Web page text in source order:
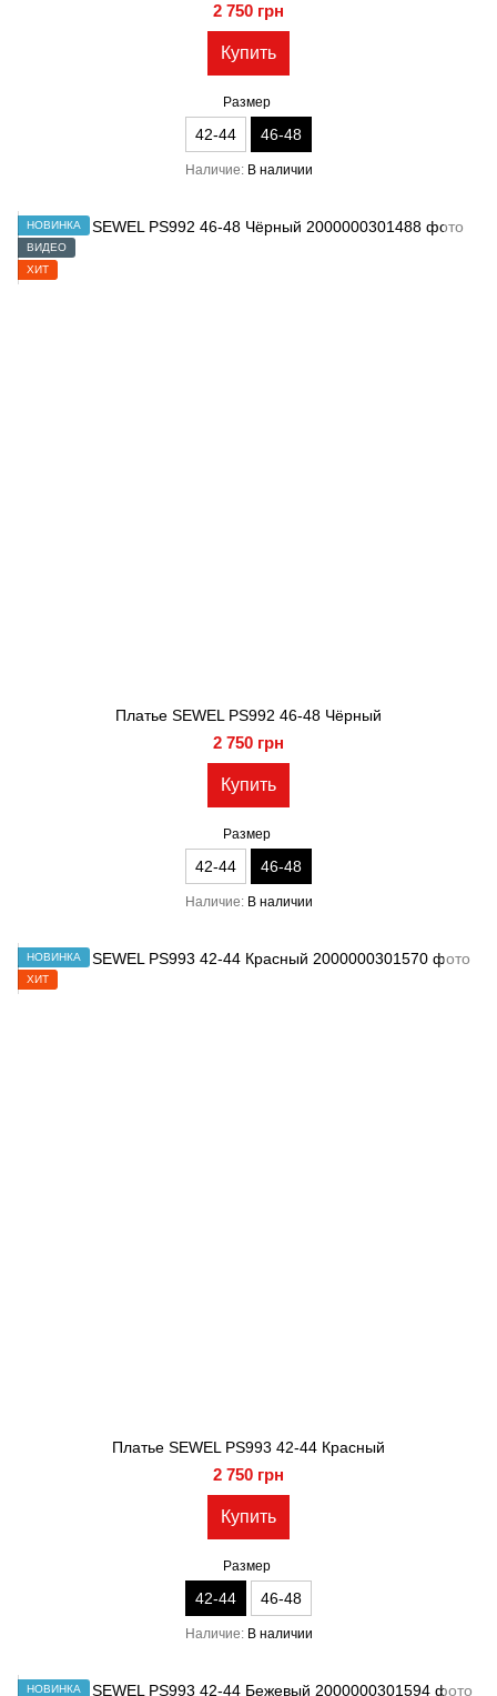
2 750 грн
Купить
Размер
42-44 46-48
Наличие В наличии
НОВИНКА
ВИДЕО
ХИТ
Платье SEWEL PS992 46-48 Чёрный
2 750 грн
Купить
Размер
42-44 46-48
Наличие В наличии
НОВИНКА
ХИТ
Платье SEWEL PS993 42-44 Красный
2 750 грн
Купить
Размер
42-44 46-48
Наличие В наличии
НОВИНКА